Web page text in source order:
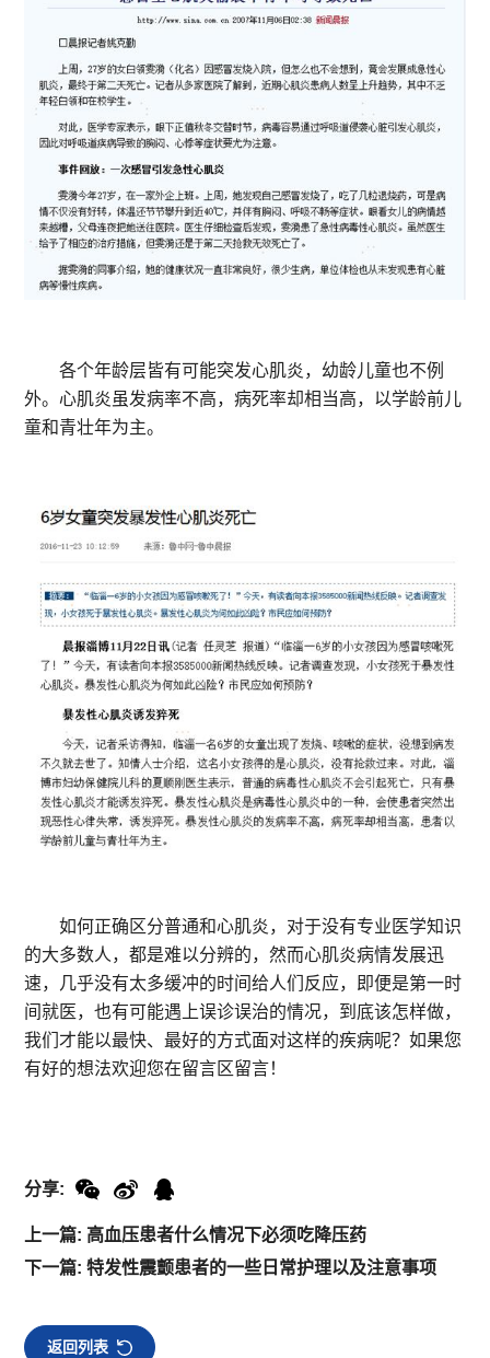
各个年龄层皆有可能突发心肌炎，幼龄儿童也不例
外。心肌炎虽发病率不高，病死率却相当高，以学龄前儿
童和青壮年为主。
如何正确区分普通和心肌炎，对于没有专业医学知识
的大多数人，都是难以分辨的，然而心肌炎病情发展迅
速，几乎没有太多缓冲的时间给人们反应，即便是第一时
间就医，也有可能遇上误诊误治的情况，到底该怎样做，
我们才能以最快、最好的方式面对这样的疾病呢？如果您
有好的想法欢迎您在留言区留言！
上一篇: 高血压患者什么情况下必须吃降压药
下一篇: 特发性震颤患者的一些日常护理以及注意事项
分享:
返回列表